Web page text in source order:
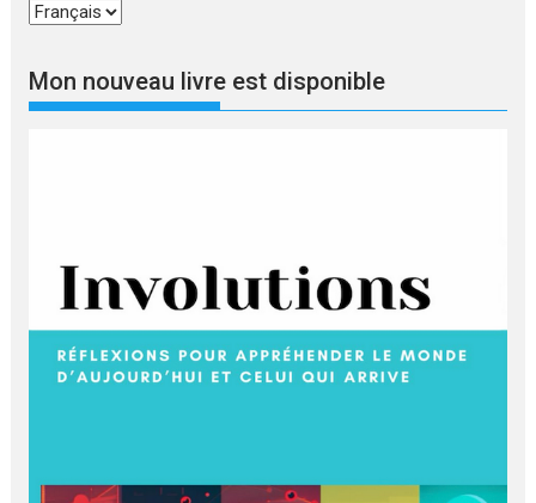
Choisir
langue
Mon nouveau livre est disponible